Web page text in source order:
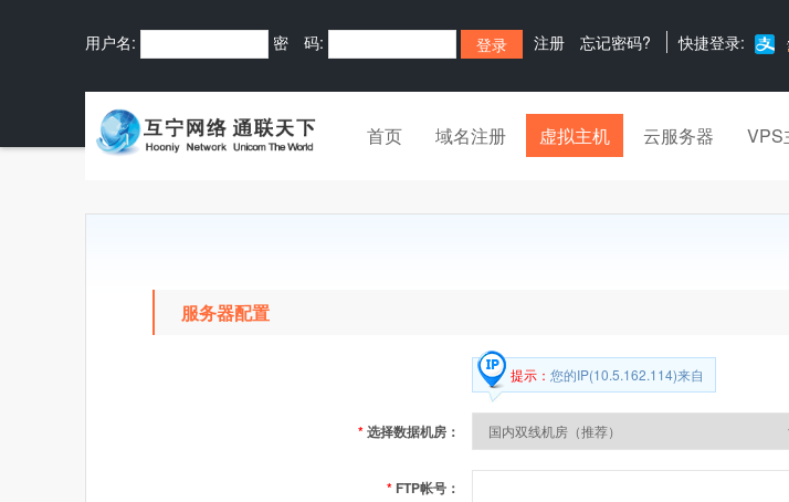
用户名: 密 码: 注册 忘记密码? 快捷登录:
首页 域名注册 虚拟主机 云服务器 VPS
服务器配置
提示： 您的IP(10.5.162.114)来自
*选择数据机房：
* FTP帐号：